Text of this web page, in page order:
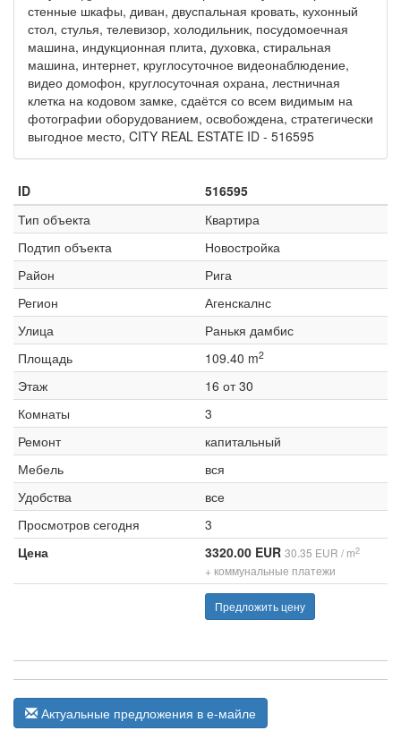
стенные шкафы, диван, двуспальная кровать, кухонный
стол, стулья, телевизор, холодильник, посудомоечная
машина, индукционная плита, духовка, стиральная
машина, интернет, круглосуточное видеонаблюдение,
видео домофон, круглосуточная охрана, лестничная
клетка на кодовом замке, сдаётся со всем видимым на
фотографии оборудованием, освобождена, стратегически
выгодное место, CITY REAL ESTATE ID - 516595
ID
516595
Тип объекта
Квартира
Подтип объекта
Новостройка
Район
Рига
Регион
Агенскалнс
Улица
Ранькя дамбис
Площадь
109.40 m2
Этаж
16 от 30
Комнаты
3
Ремонт
капитальный
Мебель
вся
Удобства
все
Просмотров сегодня
3
Цена
3320.00 EUR 30.35 EUR / m2
+ коммунальные платежи
Предложить цену
Актуальные предложения в е-майле